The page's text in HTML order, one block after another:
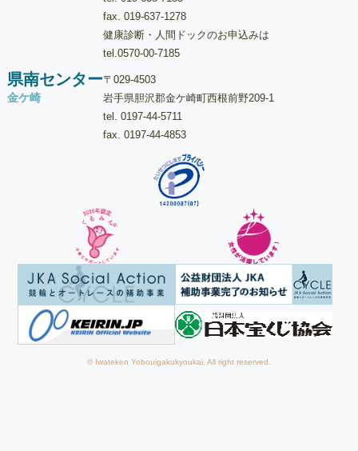
fax. 019-637-1278
健康診断・人間ドックのお申込みは
tel.0570-00-7185
県南センター
金ケ崎
〒029-4503
岩手県胆沢郡金ケ崎町西根前野209-1
tel. 0197-44-5711
fax. 0197-44-4853
© Iwateken Yobouigakukyoukai. All right reserved.